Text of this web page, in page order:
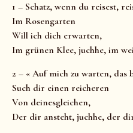
1 – Schatz, wenn du reisest,
Im Rosengarten
Will ich dich erwarten,
Im grünen Klee, juchhe, im
2 – « Auf mich zu warten, das
Such dir einen reicheren
Von deinesgleichen,
Der dir ansteht, juchhe, der